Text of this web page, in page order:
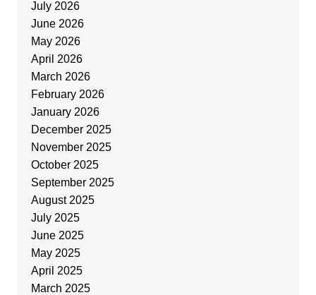
July 2026
June 2026
May 2026
April 2026
March 2026
February 2026
January 2026
December 2025
November 2025
October 2025
September 2025
August 2025
July 2025
June 2025
May 2025
April 2025
March 2025